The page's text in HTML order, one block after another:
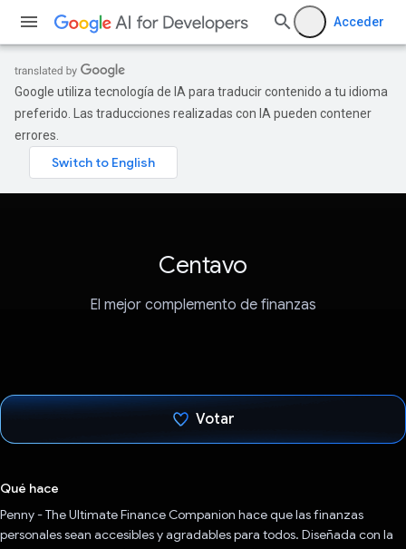
Acceder
Google utiliza tecnología de IA para traducir contenido a tu idioma
preferido. Las traducciones realizadas con IA pueden contener
errores.
Centavo
El mejor complemento de finanzas
Votar
Qué hace
Penny - The Ultimate Finance Companion hace que las finanzas
personales sean accesibles y agradables para todos. Diseñada con la